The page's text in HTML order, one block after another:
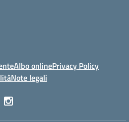
Albo onlinePrivacy Policy
Note legali